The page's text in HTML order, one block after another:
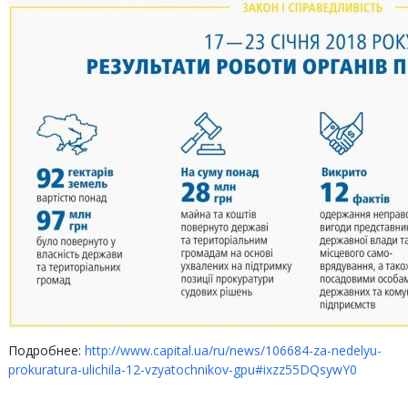
Подробнее: http://www.capital.ua/ru/news/106684-za-nedelyu-
prokuratura-ulichila-12-vzyatochnikov-gpu#ixzz55DQsywY0